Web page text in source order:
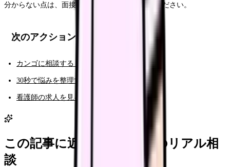
分からない点は、面接や見学で具体的に聞いてください。
次のアクション
カンゴに相談する（AI相談）
30秒で悩みを整理する（悩み診断）
看護師の求人を見る
この記事に近い看護師さんのリアル相
談